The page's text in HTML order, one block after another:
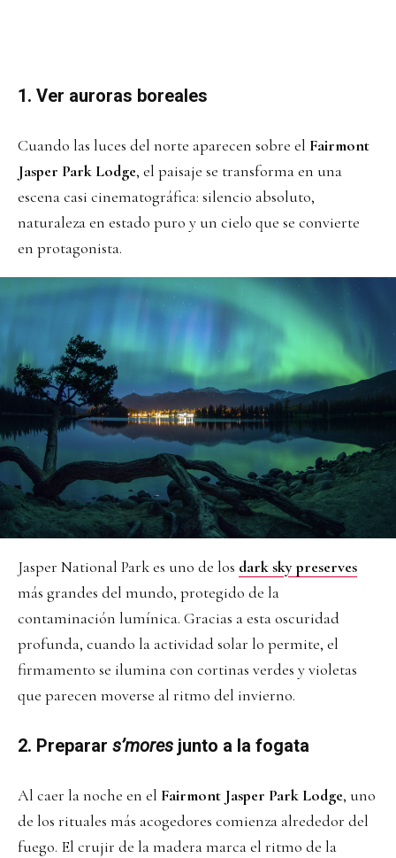
1. Ver auroras boreales
Cuando las luces del norte aparecen sobre el Fairmont
Jasper Park Lodge, el paisaje se transforma en una
escena casi cinematográfica: silencio absoluto,
naturaleza en estado puro y un cielo que se convierte
en protagonista.
Jasper National Park es uno de los dark sky preserves
más grandes del mundo, protegido de la
contaminación lumínica. Gracias a esta oscuridad
profunda, cuando la actividad solar lo permite, el
firmamento se ilumina con cortinas verdes y violetas
que parecen moverse al ritmo del invierno.
2. Preparar s’mores junto a la fogata
Al caer la noche en el Fairmont Jasper Park Lodge, uno
de los rituales más acogedores comienza alrededor del
fuego. El crujir de la madera marca el ritmo de la